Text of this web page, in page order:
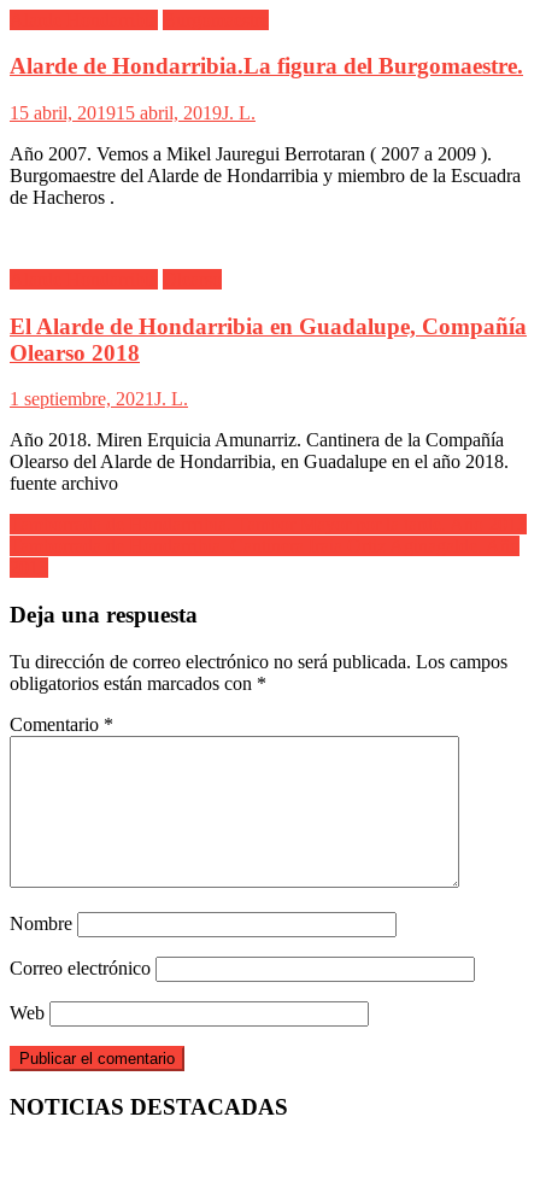
Alarde de Hondarribia.La figura del Burgomaestre.
15 abril, 201915 abril, 2019J. L.
Año 2007. Vemos a Mikel Jauregui Berrotaran ( 2007 a 2009 ).
Burgomaestre del Alarde de Hondarribia y miembro de la Escuadra
de Hacheros .
El Alarde de Hondarribia en Guadalupe, Compañía
Olearso 2018
1 septiembre, 2021J. L.
Año 2018. Miren Erquicia Amunarriz. Cantinera de la Compañía
Olearso del Alarde de Hondarribia, en Guadalupe en el año 2018.
fuente archivo
Navegación
de
Deja una respuesta
Tu dirección de correo electrónico no será publicada. Los campos
obligatorios están marcados con *
Comentario *
Nombre
Correo electrónico
Web
NOTICIAS DESTACADAS